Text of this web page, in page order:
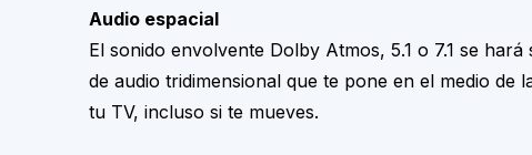
Audio espacial
El sonido envolvente Dolby Atmos, 5.1 o 7.1 se
de audio tridimensional que te pone en el medio
tu TV, incluso si te mueves.